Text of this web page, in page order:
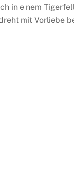
in einem
mit Vorliebe